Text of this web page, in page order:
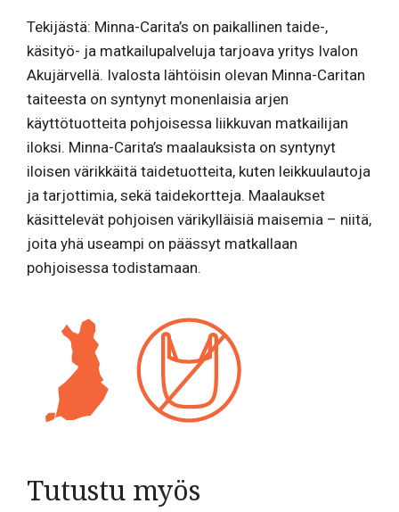
Tekijästä: Minna-Carita’s on paikallinen taide-,
käsityö- ja matkailupalveluja tarjoava yritys Ivalon
Akujärvellä. Ivalosta lähtöisin olevan Minna-Caritan
taiteesta on syntynyt monenlaisia arjen
käyttötuotteita pohjoisessa liikkuvan matkailijan
iloksi. Minna-Carita’s maalauksista on syntynyt
iloisen värikkäitä taidetuotteita, kuten leikkuulautoja
ja tarjottimia, sekä taidekortteja. Maalaukset
käsittelevät pohjoisen värikylläisiä maisemia – niitä,
joita yhä useampi on päässyt matkallaan
pohjoisessa todistamaan.
Tutustu myös